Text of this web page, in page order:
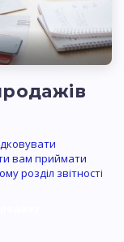
вам приймати
розділ звітності